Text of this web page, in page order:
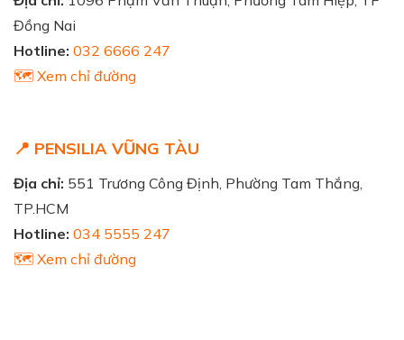
Đồng Nai
Hotline: 032 6666 247
🗺️ Xem chỉ đường
📍 PENSILIA VŨNG TÀU
Địa chỉ: 551 Trương Công Định, Phường Tam Thắng,
TP.HCM
Hotline: 034 5555 247
🗺️ Xem chỉ đường